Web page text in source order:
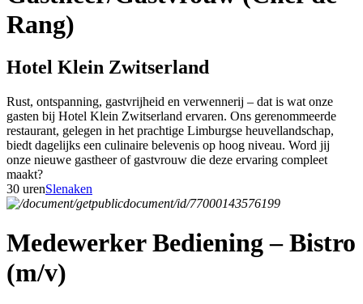
Rang)
Hotel Klein Zwitserland
Rust, ontspanning, gastvrijheid en verwennerij – dat is wat onze
gasten bij Hotel Klein Zwitserland ervaren. Ons gerenommeerde
restaurant, gelegen in het prachtige Limburgse heuvellandschap,
biedt dagelijks een culinaire belevenis op hoog niveau. Word jij
onze nieuwe gastheer of gastvrouw die deze ervaring compleet
maakt?
30 urenSlenaken
Medewerker Bediening – Bistro
(m/v)